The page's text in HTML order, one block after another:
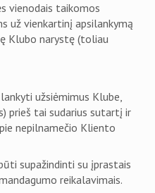
vienodais taikomos
už vienkartinį apsilankymą
Klubo narystę (toliau
užsiėmimus Klube,
prieš tai sudarius sutartį ir
nepilnamečio Kliento
supažindinti su įprastais
reikalavimais.